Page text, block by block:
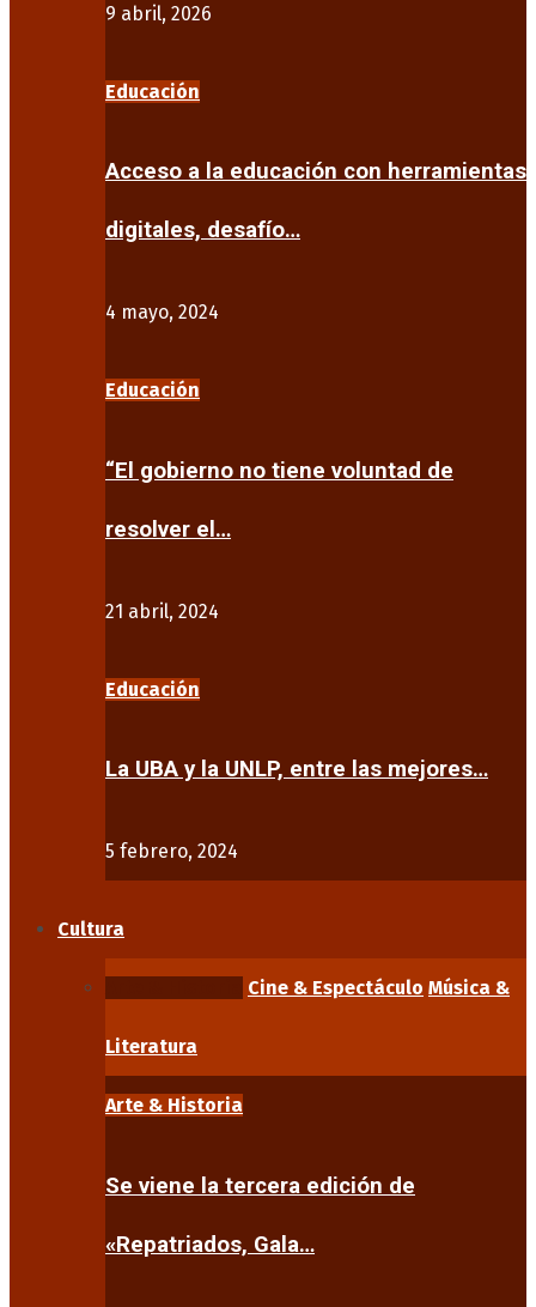
9 abril, 2026
Educación
Acceso a la educación con herramientas
digitales, desafío…
4 mayo, 2024
Educación
“El gobierno no tiene voluntad de
resolver el…
21 abril, 2024
Educación
La UBA y la UNLP, entre las mejores…
5 febrero, 2024
Cultura
Cine & Espectáculo Música &
Literatura
Arte & Historia
Se viene la tercera edición de
«Repatriados, Gala…